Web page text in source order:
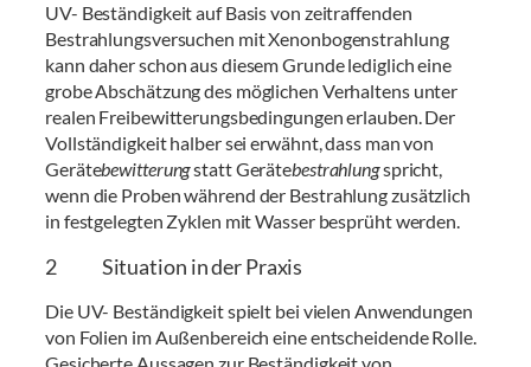
UV- Beständigkeit auf Basis von zeitraffenden
Bestrahlungsversuchen mit Xenonbogenstrahlung
kann daher schon aus diesem Grunde lediglich eine
grobe Abschätzung des möglichen Verhaltens unter
realen Freibewitterungsbedingungen erlauben. Der
Vollständigkeit halber sei erwähnt, dass man von
Gerätebewitterungstatt Gerätebestrahlungspricht,
wenn die Proben während der Bestrahlung zusätzlich
in festgelegten Zyklen mit Wasser besprüht werden.
2 Situation in der Praxis
Die UV- Beständigkeit spielt bei vielen Anwendungen
von Folien im Außenbereich eine entscheidende Rolle.